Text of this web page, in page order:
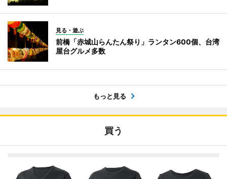
見る・遊ぶ
前橋「赤城山らんたん祭り」ランタン600個、台湾
屋台グルメ多数
もっと見る
買う